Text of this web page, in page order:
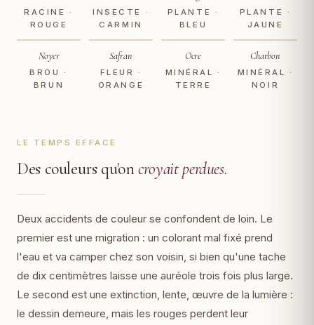
RACINE ·
ROUGE
INSECTE ·
CARMIN
PLANTE ·
BLEU
PLANTE ·
JAUNE
Noyer
BROU ·
BRUN
Safran
FLEUR ·
ORANGE
Ocre
MINÉRAL ·
TERRE
Charbon
MINÉRAL ·
NOIR
LE TEMPS EFFACE
Des couleurs qu'oncroyait perdues.
Deux accidents de couleur se confondent de loin. Le
premier est une migration : un colorant mal fixé prend
l'eau et va camper chez son voisin, si bien qu'une tache
de dix centimètres laisse une auréole trois fois plus large.
Le second est une extinction, lente, œuvre de la lumière :
le dessin demeure, mais les rouges perdent leur